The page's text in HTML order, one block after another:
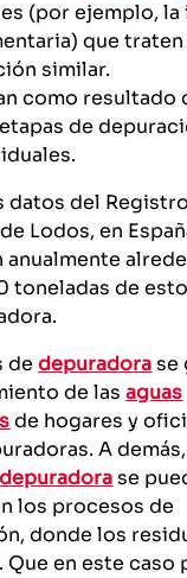
(por ejemplo, la
que traten
similar.
como resultado
de
datos del Registro
Lodos, en
anualmente
toneladas de
dedepuradorase
de lasaguas
de hogares y
A
depuradorase
los procesos de
donde los
Que en este caso